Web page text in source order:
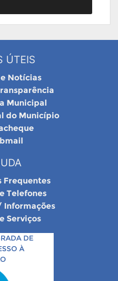
ÚTEIS
Notícias
Municipal
do Município
Frequentes
Telefones
Informações
Serviços
DE
À